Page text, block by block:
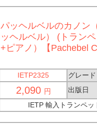
パッヘルベルのカノン
ッヘルベル） (トラン
+ピアノ）【Pachebel
IETP2325
グレード
2,090 円
出版日
IETP 輸入トランペ